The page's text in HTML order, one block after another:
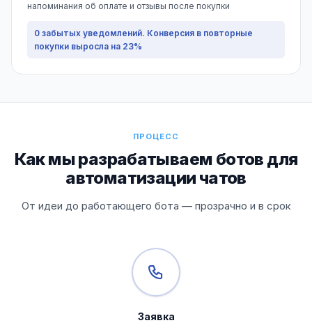
напоминания об оплате и отзывы после покупки
0 забытых уведомлений. Конверсия в повторные
покупки выросла на 23%
ПРОЦЕСС
Как мы разрабатываем ботов для
автоматизации чатов
От идеи до работающего бота — прозрачно и в срок
Заявка